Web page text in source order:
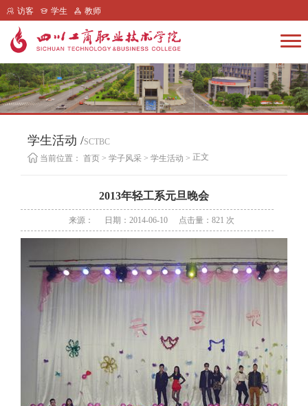
访客 学生 教师
学生活动 /SCTBC
当前位置： 首页 > 学子风采 > 学生活动 > 正文
2013年轻工系元旦晚会
来源： 日期：2014-06-10 点击量： 821 次